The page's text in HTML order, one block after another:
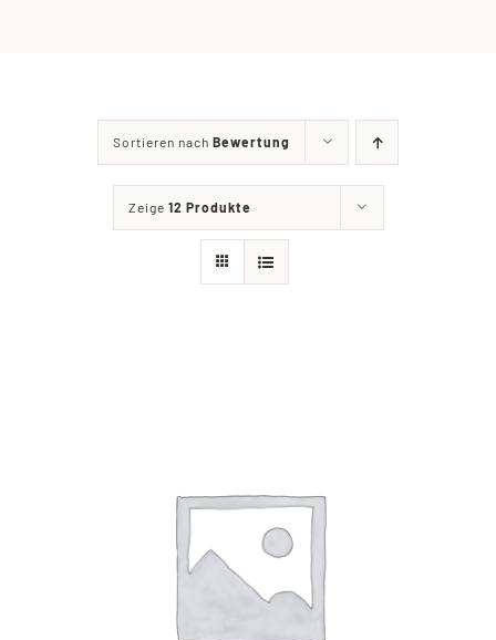
TERMINE
Mitglied werden
Sortieren nach Bewertung
Zeige 12 Produkte